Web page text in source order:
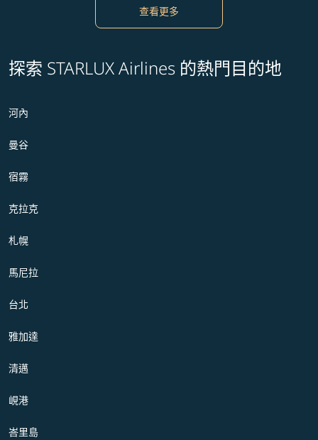
查看更多
探索 STARLUX Airlines 的熱門目的地
河內
曼谷
宿霧
克拉克
札幌
馬尼拉
台北
雅加達
清邁
峴港
峇里島